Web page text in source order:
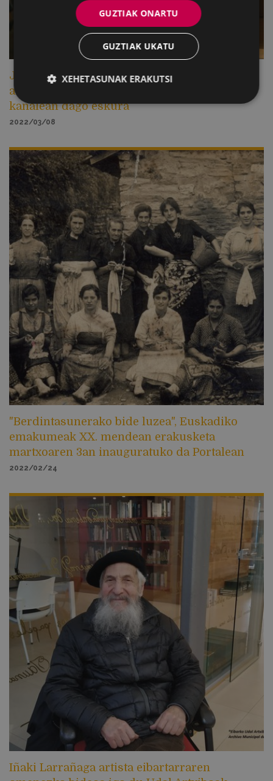
Jose Antonio Azpiazuren “Elkano eta Eibarko
armak” hitzaldia Ego Ibarraren Youtube
kanalean dago eskura
2022/03/08
"Berdintasunerako bide luzea", Euskadiko
emakumeak XX. mendean erakusketa
martxoaren 3an inauguratuko da Portalean
2022/02/24
Iñaki Larrañaga artista eibartarraren
GUZTIAK ONARTU
GUZTIAK UKATU
XEHETASUNAK ERAKUTSI